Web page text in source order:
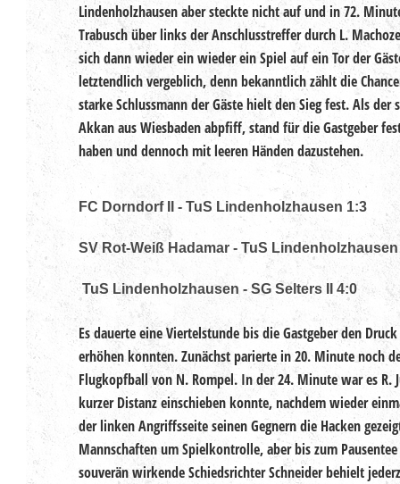
Lindenholzhausen aber steckte nicht auf und in 72.
Trabusch über links der Anschlusstreffer durch L.
sich dann wieder ein wieder ein Spiel auf ein Tor der
letztendlich vergeblich, denn bekanntlich zählt die
starke Schlussmann der Gäste hielt den Sieg fest. Als der
Akkan aus Wiesbaden abpfiff, stand für die Gastgeber
haben und dennoch mit leeren Händen dazustehen.
FC Dorndorf II - TuS Lindenholzhausen 1:3
SV Rot-Weiß Hadamar - TuS Lindenholzhausen
TuS Lindenholzhausen - SG Selters II 4:0
Es dauerte eine Viertelstunde bis die Gastgeber den
erhöhen konnten. Zunächst parierte in 20. Minute noch
Flugkopfball von N. Rompel. In der 24. Minute war es R.
kurzer Distanz einschieben konnte, nachdem wieder
der linken Angriffsseite seinen Gegnern die Hacken
Mannschaften um Spielkontrolle, aber bis zum
souverän wirkende Schiedsrichter Schneider behielt